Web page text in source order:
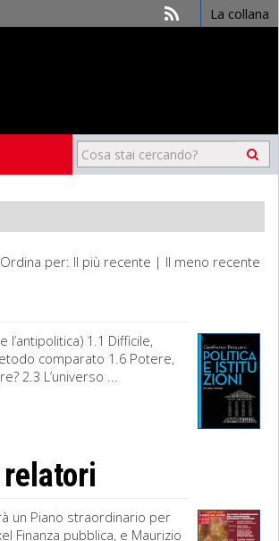
La collana
Ordina per: Il più recente | Il meno recente
1.1 Difficile,
comparato 1.6 Potere,
2.3 L’universo ...
un Piano straordinario per
Finanza pubblica, e Maurizio